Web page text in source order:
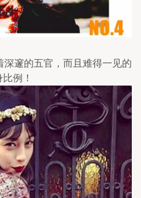
邃的五官，而且难得一见的
例！